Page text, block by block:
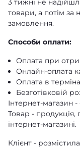
3 тижні не
товари, а потім
замовлення.
Способи оплати:
Оплата при
Онлайн-оплата
Оплата в
Безготівковій
Інтернет-магазин
Товар -
інтернет-магазині.
Клієнт -